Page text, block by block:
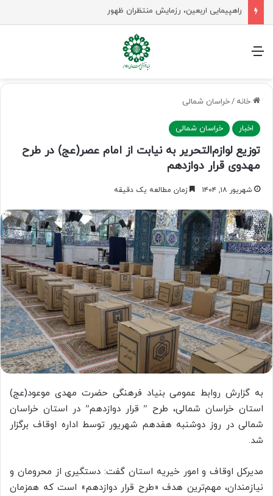
جلسه شورای سیاستگذاری فعالیت های مهدوی مازنداران برگزار شد
منو
خانه /خراسان شمالی
اخبار خراسان شمالی
توزیع لوازم‌التحریر به نیابت از امام عصر(عج) در طرح
مهدوی قرار دوازدهم
شهریور ۱۸, ۱۴۰۴ زمان مطالعه یک دقیقه
به گزارش روابط عمومی بنیاد فرهنگی حضرت مهدی موعود(عج)
استان خراسان شمالی، طرح ” قرار دوازدهم” در استان خراسان
شمالی در روز دوشنبه هفدهم شهریور توسط اداره اوقاف برگزار
شد.
مدیرکل اوقاف و امور خیریه استان گفت: دستگیری از محرومان و
نیازمندان، مهم‌ترین هدف «طرح قرار دوازدهم» است که همزمان